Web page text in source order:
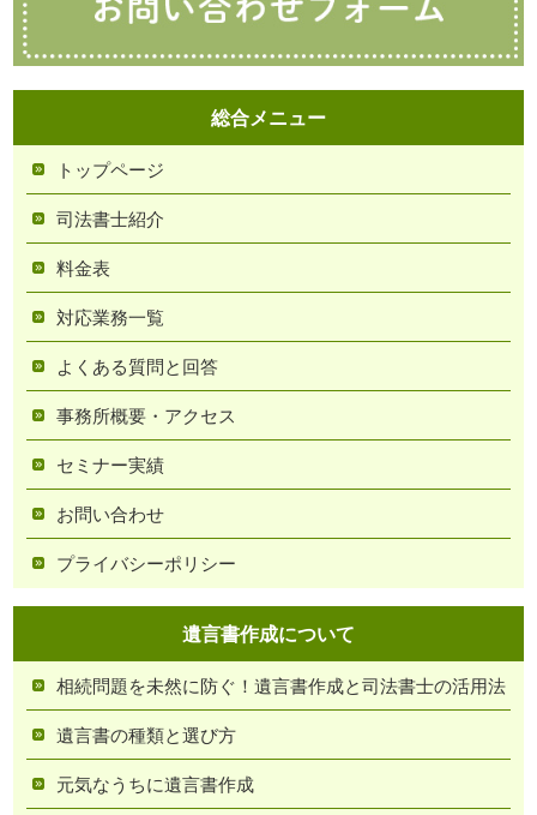
総合メニュー
トップページ
司法書士紹介
料金表
対応業務一覧
よくある質問と回答
事務所概要・アクセス
セミナー実績
お問い合わせ
プライバシーポリシー
遺言書作成について
相続問題を未然に防ぐ！遺言書作成と司法書士の活用法
遺言書の種類と選び方
元気なうちに遺言書作成